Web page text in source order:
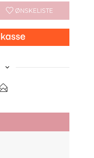
ØNSKELISTE